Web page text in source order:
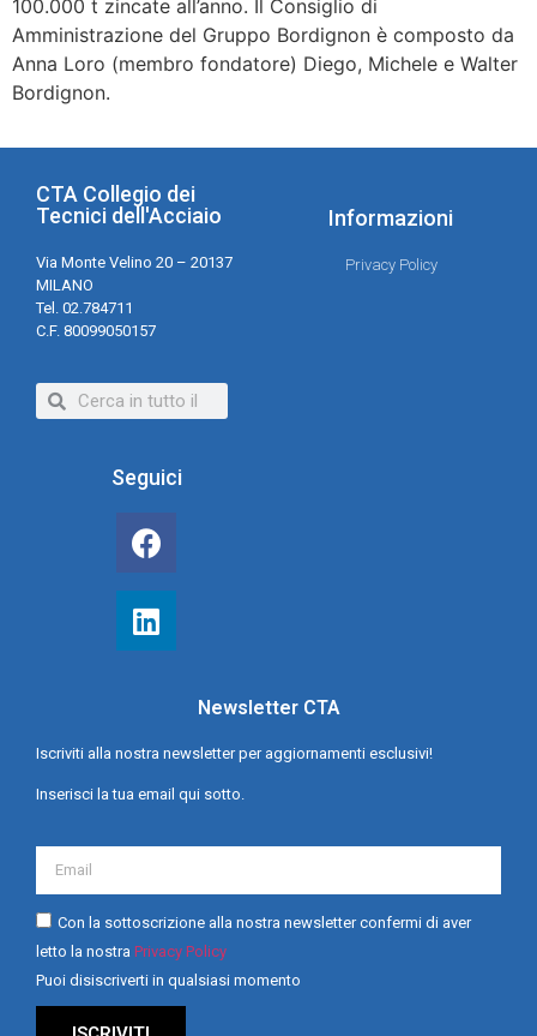
100.000 t zincate all’anno. Il Consiglio di
Amministrazione del Gruppo Bordignon è composto da
Anna Loro (membro fondatore) Diego, Michele e Walter
Bordignon.
CTA Collegio dei
Tecnici dell'Acciaio
Via Monte Velino 20 – 20137
MILANO
Tel. 02.784711
C.F. 80099050157
Informazioni
Privacy Policy
Seguici
Newsletter CTA
Iscriviti alla nostra newsletter per aggiornamenti esclusivi!
Inserisci la tua email qui sotto.
Con la sottoscrizione alla nostra newsletter confermi di aver
letto la nostra Privacy Policy
Puoi disiscriverti in qualsiasi momento